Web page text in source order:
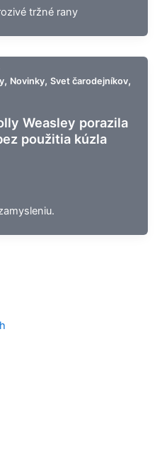
tržné rany
, Novinky, Svet čarodejníkov,
Weasley porazila
použitia kúzla